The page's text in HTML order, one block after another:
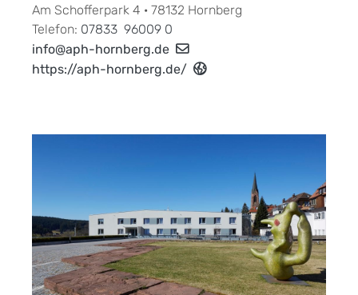
Am Schofferpark 4 · 78132 Hornberg
Telefon: 07833 96009 0
info@aph-hornberg.de
https://aph-hornberg.de/